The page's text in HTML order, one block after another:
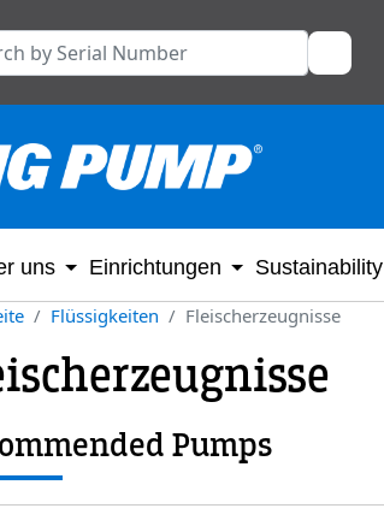
uns Einrichtungen Sustainability
Flüssigkeiten Fleischerzeugnisse
Pumps